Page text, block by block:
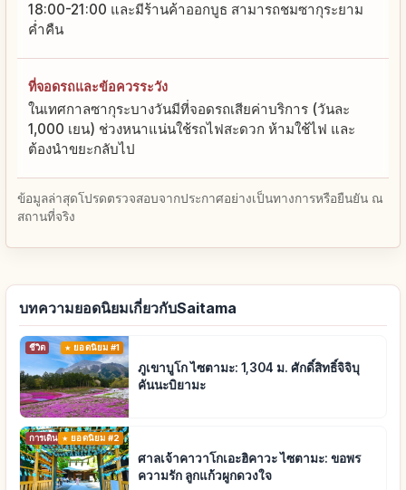
18:00-21:00 และมีร้านค้าออกบูธ สามารถชมซากุระยาม
ค่ำคืน
ที่จอดรถและข้อควรระวัง
ในเทศกาลซากุระบางวันมีที่จอดรถเสียค่าบริการ (วันละ
1,000 เยน) ช่วงหนาแน่นใช้รถไฟสะดวก ห้ามใช้ไฟ และ
ต้องนำขยะกลับไป
ข้อมูลล่าสุดโปรดตรวจสอบจากประกาศอย่างเป็นทางการหรือยืนยัน ณ
สถานที่จริง
บทความยอดนิยมเกี่ยวกับSaitama
ชีวิต ยอดนิยม #1
ภูเขาบูโก ไซตามะ: 1,304 ม. ศักดิ์สิทธิ์จิจิบุ
คันนะบิยามะ
การเดินทางยอดนิยม #2
ศาลเจ้าคาวาโกเอะฮิคาวะ ไซตามะ: ขอพร
ความรัก ลูกแก้วผูกดวงใจ